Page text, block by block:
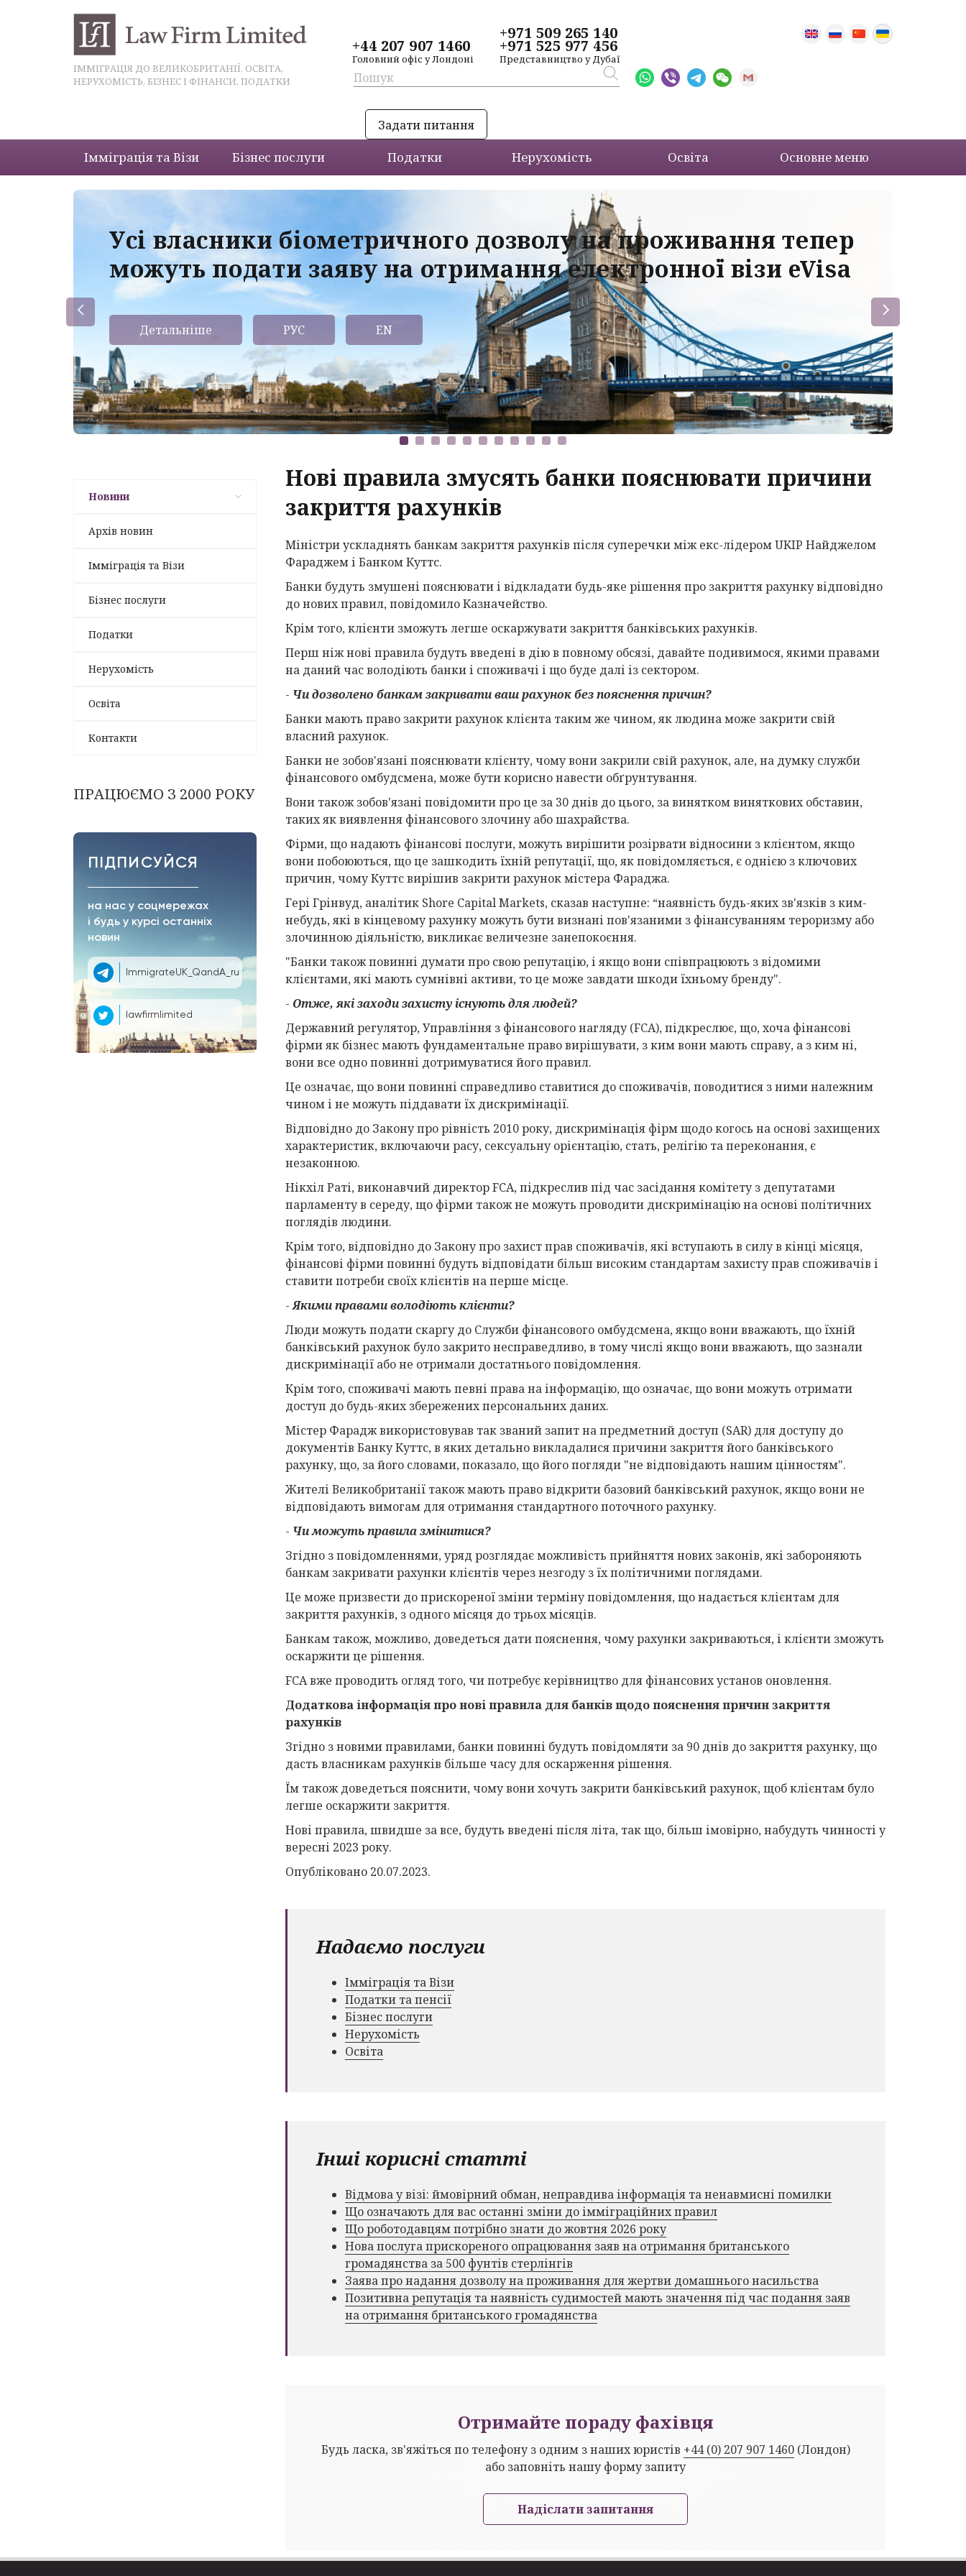
ІММІГРАЦІЯ ДО ВЕЛИКОБРИТАНІЇ, ОСВІТА,
НЕРУХОМІСТЬ, БІЗНЕС І ФІНАНСИ, ПОДАТКИ
+44 207 907 1460
Головний офіс у Лондоні
+971 509 265 140
+971 525 977 456
Представництво у Дубаї
Задати питання
Імміграція та Візи Бізнес послуги Податки Нерухомість Освіта Основне меню
Усі власники біометричного дозволу на проживання тепер
можуть подати заяву на отримання електронної візи eVisa
Детальніше РУС EN
Новини
Архів новин
Імміграція та Візи
Бізнес послуги
Податки
Нерухомість
Освіта
Контакти
ПРАЦЮЄМО З 2000 РОКУ
ПІДПИСУЙСЯ
на нас у соцмережах
і будь у курсі останніх
новин
ImmigrateUK_QandA_ru
lawfirmlimited
Нові правила змусять банки пояснювати причини
закриття рахунків
Міністри ускладнять банкам закриття рахунків після суперечки між екс-лідером UKIP Найджелом
Фараджем і Банком Куттс.
Банки будуть змушені пояснювати і відкладати будь-яке рішення про закриття рахунку відповідно
до нових правил, повідомило Казначейство.
Крім того, клієнти зможуть легше оскаржувати закриття банківських рахунків.
Перш ніж нові правила будуть введені в дію в повному обсязі, давайте подивимося, якими правами
на даний час володіють банки і споживачі і що буде далі із сектором.
- Чи дозволено банкам закривати ваш рахунок без пояснення причин?
Банки мають право закрити рахунок клієнта таким же чином, як людина може закрити свій
власний рахунок.
Банки не зобов'язані пояснювати клієнту, чому вони закрили свій рахунок, але, на думку служби
фінансового омбудсмена, може бути корисно навести обґрунтування.
Вони також зобов'язані повідомити про це за 30 днів до цього, за винятком виняткових обставин,
таких як виявлення фінансового злочину або шахрайства.
Фірми, що надають фінансові послуги, можуть вирішити розірвати відносини з клієнтом, якщо
вони побоюються, що це зашкодить їхній репутації, що, як повідомляється, є однією з ключових
причин, чому Куттс вирішив закрити рахунок містера Фараджа.
Гері Грінвуд, аналітик Shore Capital Markets, сказав наступне: “наявність будь-яких зв'язків з ким-
небудь, які в кінцевому рахунку можуть бути визнані пов'язаними з фінансуванням тероризму або
злочинною діяльністю, викликає величезне занепокоєння.
"Банки також повинні думати про свою репутацію, і якщо вони співпрацюють з відомими
клієнтами, які мають сумнівні активи, то це може завдати шкоди їхньому бренду".
- Отже, які заходи захисту існують для людей?
Державний регулятор, Управління з фінансового нагляду (FCA), підкреслює, що, хоча фінансові
фірми як бізнес мають фундаментальне право вирішувати, з ким вони мають справу, а з ким ні,
вони все одно повинні дотримуватися його правил.
Це означає, що вони повинні справедливо ставитися до споживачів, поводитися з ними належним
чином і не можуть піддавати їх дискримінації.
Відповідно до Закону про рівність 2010 року, дискримінація фірм щодо когось на основі захищених
характеристик, включаючи расу, сексуальну орієнтацію, стать, релігію та переконання, є
незаконною.
Нікхіл Раті, виконавчий директор FCA, підкреслив під час засідання комітету з депутатами
парламенту в середу, що фірми також не можуть проводити дискримінацію на основі політичних
поглядів людини.
Крім того, відповідно до Закону про захист прав споживачів, які вступають в силу в кінці місяця,
фінансові фірми повинні будуть відповідати більш високим стандартам захисту прав споживачів і
ставити потреби своїх клієнтів на перше місце.
-Якими правами володіють клієнти?
Люди можуть подати скаргу до Служби фінансового омбудсмена, якщо вони вважають, що їхній
банківський рахунок було закрито несправедливо, в тому числі якщо вони вважають, що зазнали
дискримінації або не отримали достатнього повідомлення.
Крім того, споживачі мають певні права на інформацію, що означає, що вони можуть отримати
доступ до будь-яких збережених персональних даних.
Містер Фарадж використовував так званий запит на предметний доступ (SAR) для доступу до
документів Банку Куттс, в яких детально викладалися причини закриття його банківського
рахунку, що, за його словами, показало, що його погляди "не відповідають нашим цінностям".
Жителі Великобританії також мають право відкрити базовий банківський рахунок, якщо вони не
відповідають вимогам для отримання стандартного поточного рахунку.
- Чи можуть правила змінитися?
Згідно з повідомленнями, уряд розглядає можливість прийняття нових законів, які забороняють
банкам закривати рахунки клієнтів через незгоду з їх політичними поглядами.
Це може призвести до прискореної зміни терміну повідомлення, що надається клієнтам для
закриття рахунків, з одного місяця до трьох місяців.
Банкам також, можливо, доведеться дати пояснення, чому рахунки закриваються, і клієнти зможуть
оскаржити це рішення.
FCA вже проводить огляд того, чи потребує керівництво для фінансових установ оновлення.
Додаткова інформація про нові правила для банків щодо пояснення причин закриття
рахунків
Згідно з новими правилами, банки повинні будуть повідомляти за 90 днів до закриття рахунку, що
дасть власникам рахунків більше часу для оскарження рішення.
Їм також доведеться пояснити, чому вони хочуть закрити банківський рахунок, щоб клієнтам було
легше оскаржити закриття.
Нові правила, швидше за все, будуть введені після літа, так що, більш імовірно, набудуть чинності у
вересні 2023 року.
Опубліковано 20.07.2023.
Надаємо послуги
Імміграція та Візи
Податки та пенсії
Бізнес послуги
Нерухомість
Освіта
Інші корисні статті
Відмова у візі: ймовірний обман, неправдива інформація та ненавмисні помилки
Що означають для вас останні зміни до імміграційних правил
Що роботодавцям потрібно знати до жовтня 2026 року
Нова послуга прискореного опрацювання заяв на отримання британського
громадянства за 500 фунтів стерлінгів
Заява про надання дозволу на проживання для жертви домашнього насильства
Позитивна репутація та наявність судимостей мають значення під час подання заяв
на отримання британського громадянства
Отримайте пораду фахівця
Будь ласка, зв'яжіться по телефону з одним з наших юристів +44 (0) 207 907 1460(Лондон)
або заповніть нашу форму запиту
Надіслати запитання